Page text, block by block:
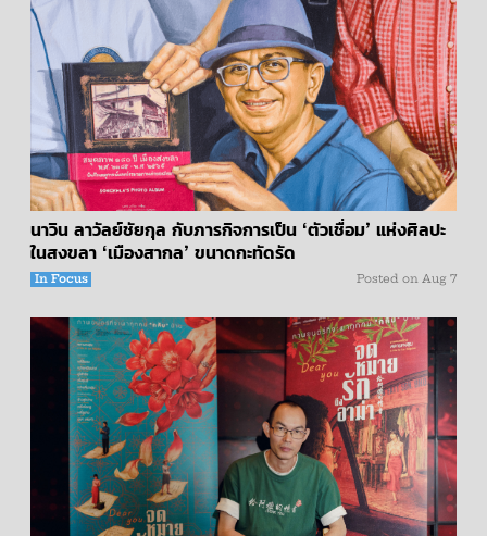
นาวิน ลาวัลย์ชัยกุล กับภารกิจการเป็น ‘ตัวเชื่อม’ แห่งศิลปะ
ในสงขลา ‘เมืองสากล’ ขนาดกะทัดรัด
In Focus Posted on Aug 7